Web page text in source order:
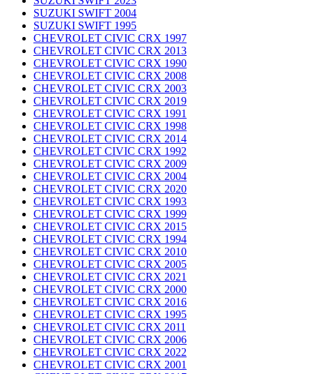
SUZUKI SWIFT 2004
SUZUKI SWIFT 1995
CHEVROLET CIVIC CRX 1997
CHEVROLET CIVIC CRX 2013
CHEVROLET CIVIC CRX 1990
CHEVROLET CIVIC CRX 2008
CHEVROLET CIVIC CRX 2003
CHEVROLET CIVIC CRX 2019
CHEVROLET CIVIC CRX 1991
CHEVROLET CIVIC CRX 1998
CHEVROLET CIVIC CRX 2014
CHEVROLET CIVIC CRX 1992
CHEVROLET CIVIC CRX 2009
CHEVROLET CIVIC CRX 2004
CHEVROLET CIVIC CRX 2020
CHEVROLET CIVIC CRX 1993
CHEVROLET CIVIC CRX 1999
CHEVROLET CIVIC CRX 2015
CHEVROLET CIVIC CRX 1994
CHEVROLET CIVIC CRX 2010
CHEVROLET CIVIC CRX 2005
CHEVROLET CIVIC CRX 2021
CHEVROLET CIVIC CRX 2000
CHEVROLET CIVIC CRX 2016
CHEVROLET CIVIC CRX 1995
CHEVROLET CIVIC CRX 2011
CHEVROLET CIVIC CRX 2006
CHEVROLET CIVIC CRX 2022
CHEVROLET CIVIC CRX 2001